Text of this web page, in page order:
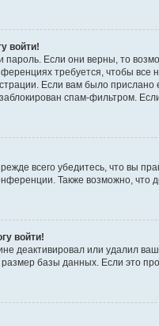
войти!
Если они верны, то
требуется, чтобы
Если вам было
спам-фильтром.
всего убедитесь, что вы
Также возможно,
войти!
деактивировал или удалил
базы данных. Если это